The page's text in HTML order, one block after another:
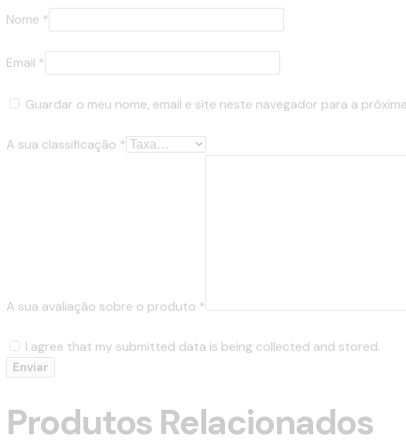
Nome *
Email *
Guardar o meu nome, email e site neste navegador para a
A sua classificação *
A sua avaliação sobre o produto *
I agree that my submitted data is being collected and stored.
Produtos Relacionados